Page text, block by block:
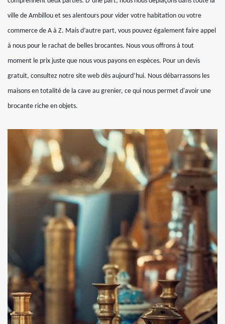
ville de Ambillou et ses alentours pour vider votre habitation ou votre
commerce de A à Z. Mais d’autre part, vous pouvez également faire appel
à nous pour le rachat de belles brocantes. Nous vous offrons à tout
moment le prix juste que nous vous payons en espèces. Pour un devis
gratuit, consultez notre site web dès aujourd’hui. Nous débarrassons les
maisons en totalité de la cave au grenier, ce qui nous permet d'avoir une
brocante riche en objets.